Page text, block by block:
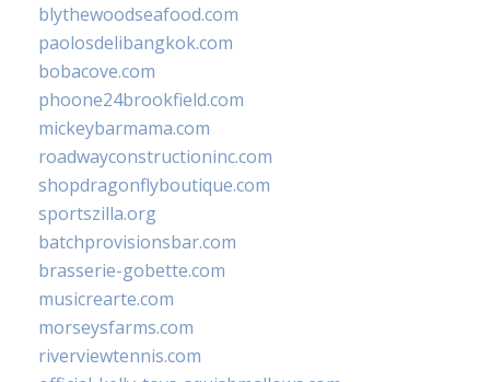
blythewoodseafood.com
paolosdelibangkok.com
bobacove.com
phoone24brookfield.com
mickeybarmama.com
roadwayconstructioninc.com
shopdragonflyboutique.com
sportszilla.org
batchprovisionsbar.com
brasserie-gobette.com
musicrearte.com
morseysfarms.com
riverviewtennis.com